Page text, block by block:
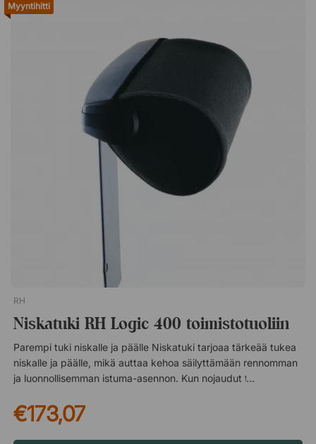
tapahtuvan paremman ryhdin kannalta.RH Logic 400 -
on säädettävissä, ja ne tarjoavat ergonomisemman istuma-
asennon työskentelyn aikana. RH Logic 400:n käsinojat.
Säädettävä korkeus, leveyys ja kulma.
Myyntihitti
RH
Niskatuki RH Logic 400 toimistotuoliin
Parempi tuki niskalle ja päälle Niskatuki tarjoaa tärkeää tukea
niskalle ja päälle, mikä auttaa kehoa säilyttämään rennomman
ja luonnollisemman istuma-asennon. Kun nojaudut taaksepäin
vakaan tuen. Tämä voi auttaa vähentämään jännitystä
niskassa, hartioissa ja yläselässä – vaivoja, jotka ovat yleisiä
pitkäaikaisessa tietokoneella työskentelyssä. Säädettävä
€173,07